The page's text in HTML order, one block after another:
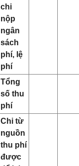
chi
nộp
ngân
sách
phí, lệ
phí
Tổng
số thu
phí
Chi từ
nguồn
thu phí
được